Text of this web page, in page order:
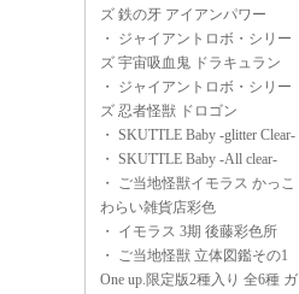
ズ 鉄の牙 アイアンパワー
・ ジャイアントロボ・シリー
ズ 宇宙吸血鬼 ドラキュラン
・ ジャイアントロボ・シリー
ズ 忍者怪獣 ドロゴン
・ SKUTTLE Baby -glitter Clear-
・ SKUTTLE Baby -All clear-
・ ご当地怪獣イモラス かっこ
わらい雑貨店彩色
・ イモラス 3期 後藤彩色所
・ ご当地怪獣 立体図鑑その1
One up.限定版2種入り 全6種 ガ